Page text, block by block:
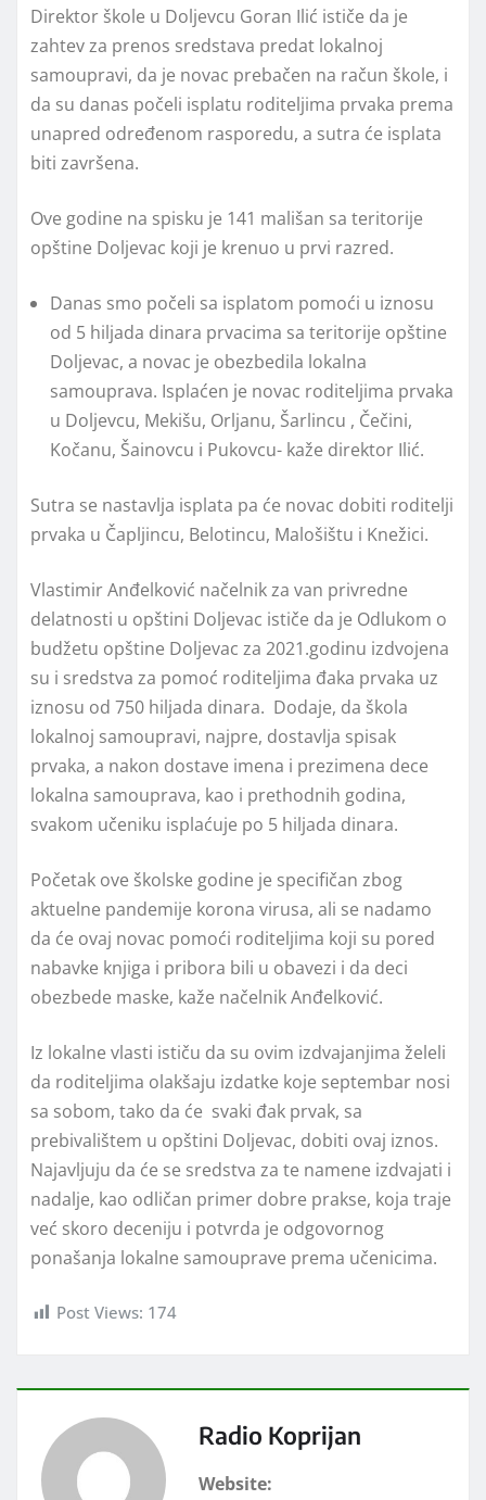
Direktor škole u Doljevcu Goran Ilić ističe da je
zahtev za prenos sredstava predat lokalnoj
samoupravi, da je novac prebačen na račun škole, i
da su danas počeli isplatu roditeljima prvaka prema
unapred određenom rasporedu, a sutra će isplata
biti završena.
Ove godine na spisku je 141 mališan sa teritorije
opštine Doljevac koji je krenuo u prvi razred.
Danas smo počeli sa isplatom pomoći u iznosu
od 5 hiljada dinara prvacima sa teritorije opštine
Doljevac, a novac je obezbedila lokalna
samouprava. Isplaćen je novac roditeljima prvaka
u Doljevcu, Mekišu, Orljanu, Šarlincu , Čečini,
Kočanu, Šainovcu i Pukovcu- kaže direktor Ilić.
Sutra se nastavlja isplata pa će novac dobiti roditelji
prvaka u Čapljincu, Belotincu, Malošištu i Knežici.
Vlastimir Anđelković načelnik za van privredne
delatnosti u opštini Doljevac ističe da je Odlukom o
budžetu opštine Doljevac za 2021.godinu izdvojena
su i sredstva za pomoć roditeljima đaka prvaka uz
iznosu od 750 hiljada dinara. Dodaje, da škola
lokalnoj samoupravi, najpre, dostavlja spisak
prvaka, a nakon dostave imena i prezimena dece
lokalna samouprava, kao i prethodnih godina,
svakom učeniku isplaćuje po 5 hiljada dinara.
Početak ove školske godine je specifičan zbog
aktuelne pandemije korona virusa, ali se nadamo
da će ovaj novac pomoći roditeljima koji su pored
nabavke knjiga i pribora bili u obavezi i da deci
obezbede maske, kaže načelnik Anđelković.
Iz lokalne vlasti ističu da su ovim izdvajanjima želeli
da roditeljima olakšaju izdatke koje septembar nosi
sa sobom, tako da će svaki đak prvak, sa
prebivalištem u opštini Doljevac, dobiti ovaj iznos.
Najavljuju da će se sredstva za te namene izdvajati i
nadalje, kao odličan primer dobre prakse, koja traje
već skoro deceniju i potvrda je odgovornog
ponašanja lokalne samouprave prema učenicima.
Post Views: 174
Radio Koprijan
Website: